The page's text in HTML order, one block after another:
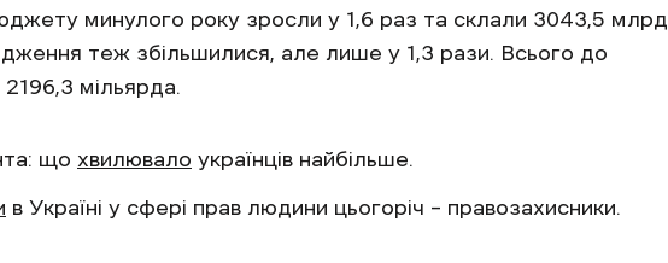
минулого року зросли у 1,6 раз та склали 3043,5 млрд
теж збільшилися, але лише у 1,3 рази. Всього до
мільярда.
що хвилювало українців найбільше.
в Україні у сфері прав людини цьогоріч – правозахисники.